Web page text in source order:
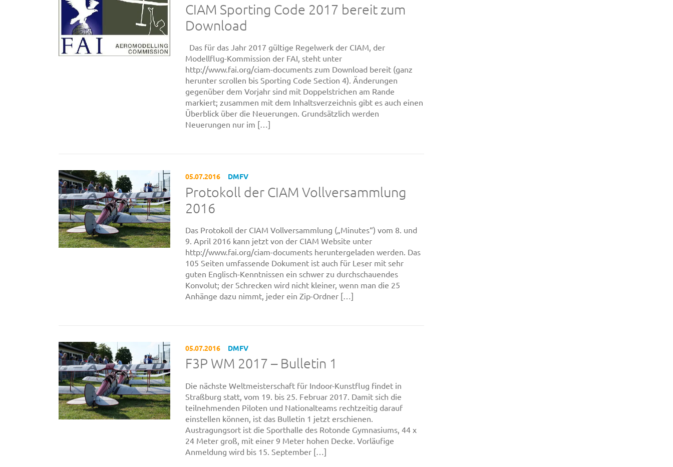
CIAM Sporting Code 2017 bereit zum
Download
Das für das Jahr 2017 gültige Regelwerk der CIAM, der
Modellflug-Kommission der FAI, steht unter
http://www.fai.org/ciam-documents zum Download bereit (ganz
herunter scrollen bis Sporting Code Section 4). Änderungen
gegenüber dem Vorjahr sind mit Doppelstrichen am Rande
markiert; zusammen mit dem Inhaltsverzeichnis gibt es auch einen
Überblick über die Neuerungen. Grundsätzlich werden
Neuerungen nur im […]
05.07.2016 DMFV
Protokoll der CIAM Vollversammlung
2016
Das Protokoll der CIAM Vollversammlung („Minutes“) vom 8. und
9. April 2016 kann jetzt von der CIAM Website unter
http://www.fai.org/ciam-documents heruntergeladen werden. Das
105 Seiten umfassende Dokument ist auch für Leser mit sehr
guten Englisch-Kenntnissen ein schwer zu durchschauendes
Konvolut; der Schrecken wird nicht kleiner, wenn man die 25
Anhänge dazu nimmt, jeder ein Zip-Ordner […]
05.07.2016 DMFV
F3P WM 2017 – Bulletin 1
Die nächste Weltmeisterschaft für Indoor-Kunstflug findet in
Straßburg statt, vom 19. bis 25. Februar 2017. Damit sich die
teilnehmenden Piloten und Nationalteams rechtzeitig darauf
einstellen können, ist das Bulletin 1 jetzt erschienen.
Austragungsort ist die Sporthalle des Rotonde Gymnasiums, 44 x
24 Meter groß, mit einer 9 Meter hohen Decke. Vorläufige
Anmeldung wird bis 15. September […]